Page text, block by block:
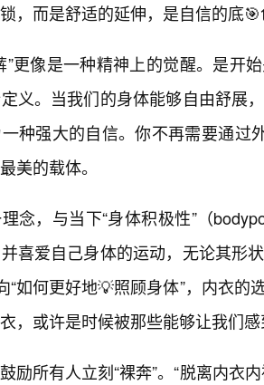
，而是舒适的延伸，是自信的底🎯
”更像是一种精神上的觉醒。是开
义。当我们的身体能够自由舒展
种强大的自信。你不再需要通过
美的载体。
念，与当下“身体积极性”（
喜爱自己身体的运动，无论其形
“如何更好地💡照顾身体”，内衣
，或许是时候被那些能够让我们感
励所有人立刻“裸奔”。“脱离内衣